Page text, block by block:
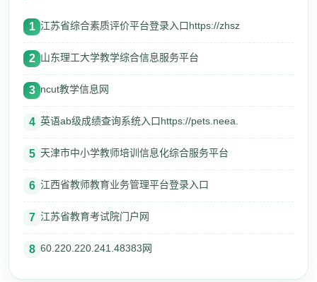
1 江苏省综合素质评价平台登录入口https://zhsz
2 山东理工大学教学综合信息服务平台
3 ncut教学信息网
4 英语ab级成绩查询系统入口https://pets.neea.
5 天津市中小学教师培训信息化综合服务平台
6 江西省教师教育业务管理平台登录入口
7 江苏省教育考试院门户网
8 60.220.220.241.48383网